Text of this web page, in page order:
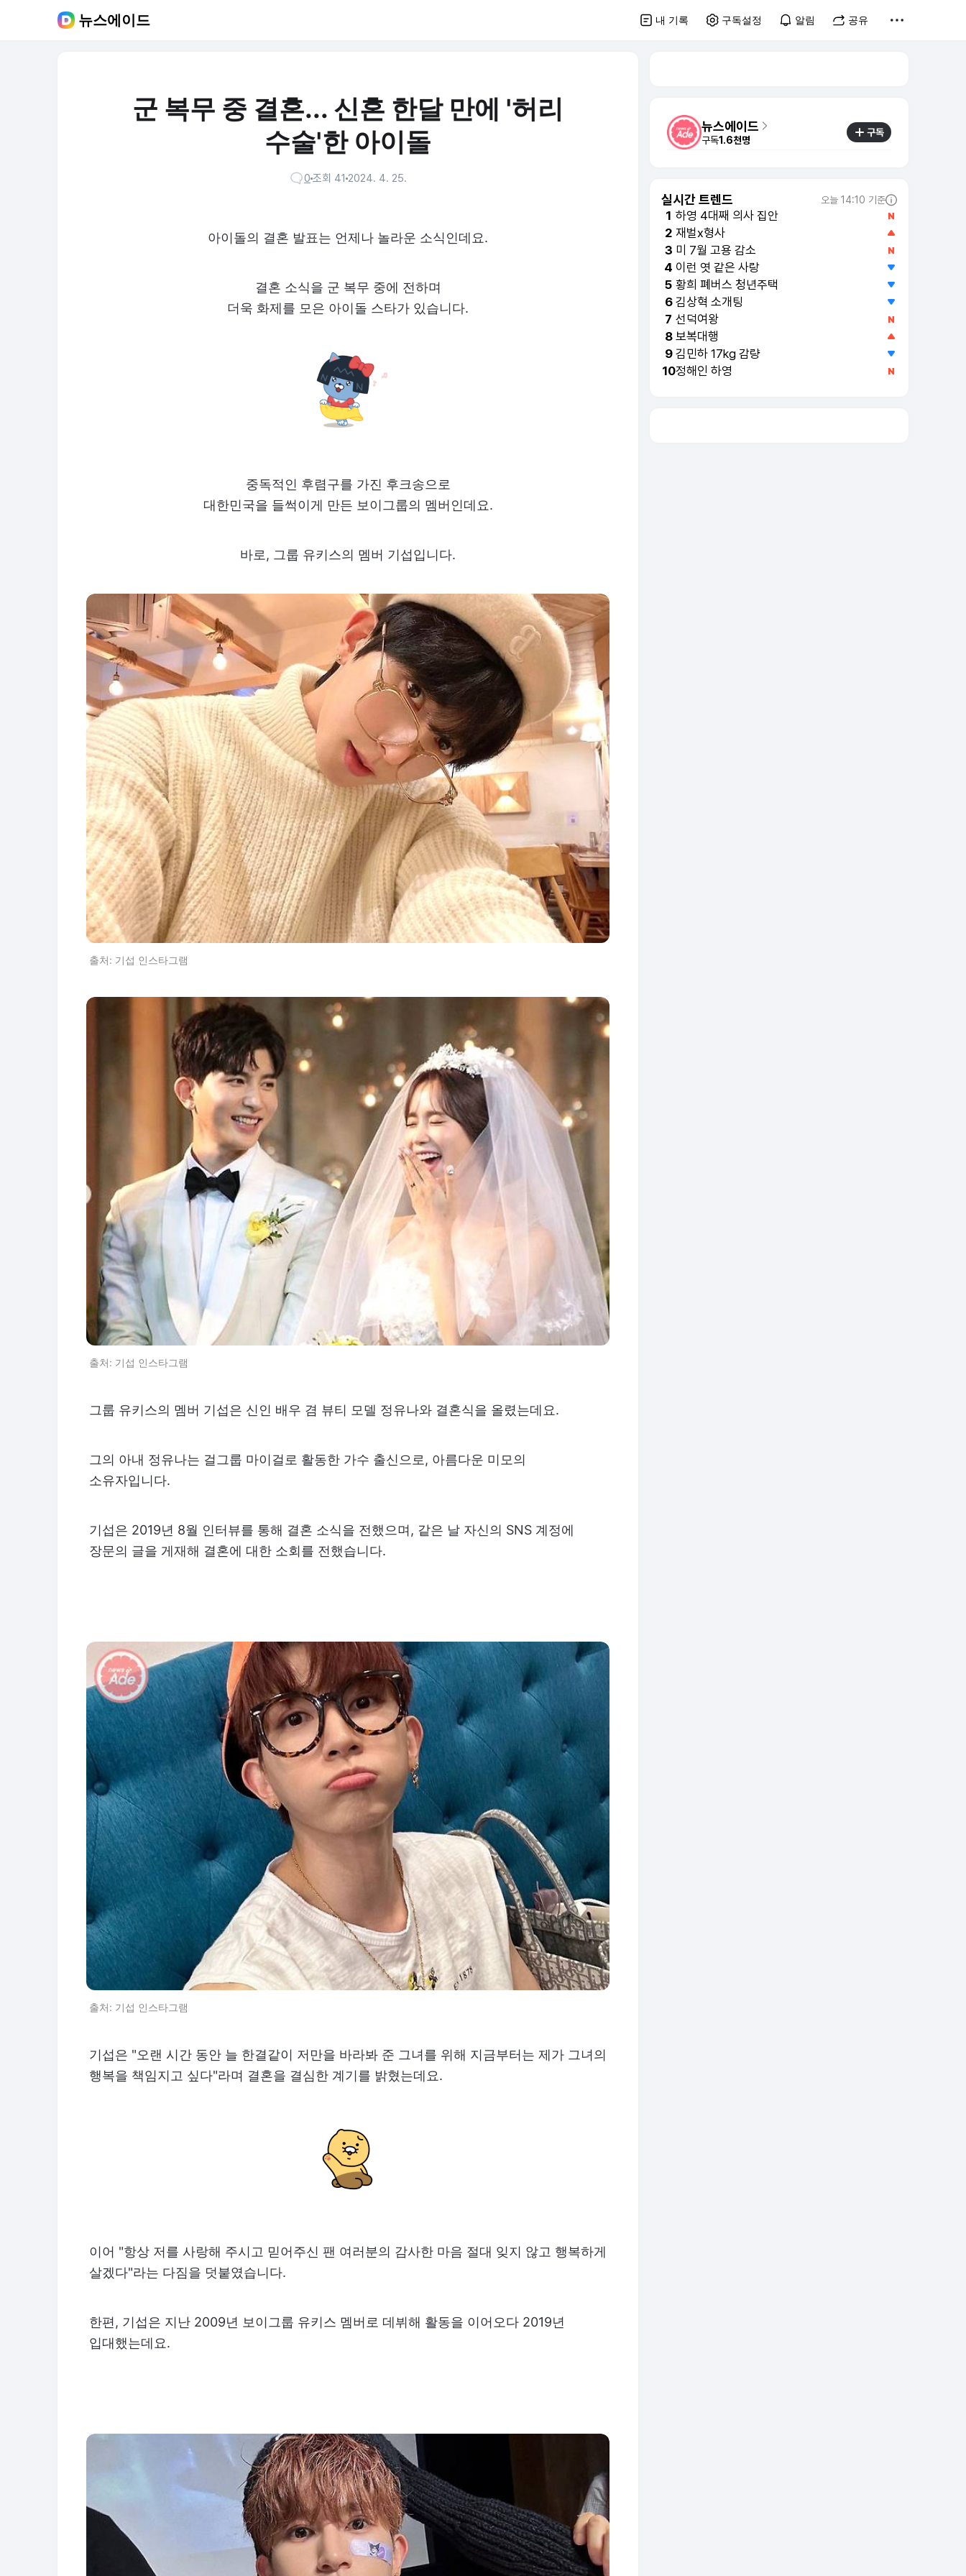
뉴스에이드 내 기록 구독설정 알림 공유
군 복무 중 결혼... 신혼 한달 만에 '허리
수술'한 아이돌
0 조회 41 2024. 4. 25.
아이돌의 결혼 발표는 언제나 놀라운 소식인데요.
결혼 소식을 군 복무 중에 전하며
더욱 화제를 모은 아이돌 스타가 있습니다.
중독적인 후렴구를 가진 후크송으로
대한민국을 들썩이게 만든 보이그룹의 멤버인데요.
바로, 그룹 유키스의 멤버 기섭입니다.
출처: 기섭 인스타그램
출처: 기섭 인스타그램
그룹 유키스의 멤버 기섭은 신인 배우 겸 뷰티 모델 정유나와 결혼식을 올렸는데요.
그의 아내 정유나는 걸그룹 마이걸로 활동한 가수 출신으로, 아름다운 미모의
소유자입니다.
기섭은 2019년 8월 인터뷰를 통해 결혼 소식을 전했으며, 같은 날 자신의 SNS 계정에
장문의 글을 게재해 결혼에 대한 소회를 전했습니다.
출처: 기섭 인스타그램
기섭은 "오랜 시간 동안 늘 한결같이 저만을 바라봐 준 그녀를 위해 지금부터는 제가 그녀의
행복을 책임지고 싶다"라며 결혼을 결심한 계기를 밝혔는데요.
이어 "항상 저를 사랑해 주시고 믿어주신 팬 여러분의 감사한 마음 절대 잊지 않고 행복하게
살겠다"라는 다짐을 덧붙였습니다.
한편, 기섭은 지난 2009년 보이그룹 유키스 멤버로 데뷔해 활동을 이어오다 2019년
입대했는데요.
뉴스에이드
구독1.6천명
구독
실시간 트렌드 오늘 14:10 기준
1 하영 4대째 의사 집안
2 재벌x형사
3 미 7월 고용 감소
4 이런 엿 같은 사랑
5 황희 폐버스 청년주택
6 김상혁 소개팅
7 선덕여왕
8 보복대행
9 김민하 17kg 감량
10정해인 하영